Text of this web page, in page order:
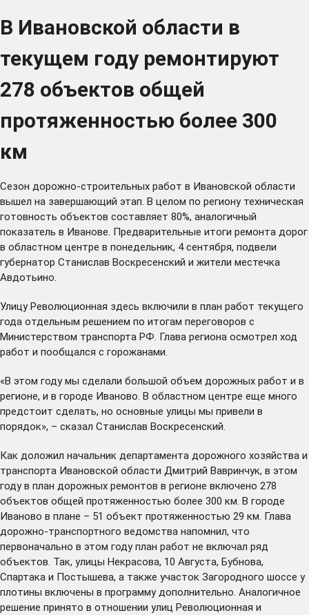
В Ивановской области в
текущем году ремонтируют
278 объектов общей
протяженностью более 300
км
Сезон дорожно-строительных работ в Ивановской области
вышел на завершающий этап. В целом по региону техническая
готовность объектов составляет 80%, аналогичный
показатель в Иванове. Предварительные итоги ремонта дорог
в областном центре в понедельник, 4 сентября, подвели
губернатор Станислав Воскресенский и жители местечка
Авдотьино.
Улицу Революционная здесь включили в план работ текущего
года отдельным решением по итогам переговоров с
Министерством транспорта РФ. Глава региона осмотрел ход
работ и пообщался с горожанами.
«В этом году мы сделали большой объем дорожных работ и в
регионе, и в городе Иваново. В областном центре еще много
предстоит сделать, но основные улицы мы привели в
порядок», – сказал Станислав Воскресенский.
Как доложил начальник департамента дорожного хозяйства и
транспорта Ивановской области Дмитрий Вавринчук, в этом
году в план дорожных ремонтов в регионе включено 278
объектов общей протяженностью более 300 км. В городе
Иваново в плане – 51 объект протяженностью 29 км. Глава
дорожно-транспортного ведомства напомнил, что
первоначально в этом году план работ не включал ряд
объектов. Так, улицы Некрасова, 10 Августа, Бубнова,
Спартака и Постышева, а также участок Загородного шоссе у
плотины включены в программу дополнительно. Аналогичное
решение принято в отношении улиц Революционная и